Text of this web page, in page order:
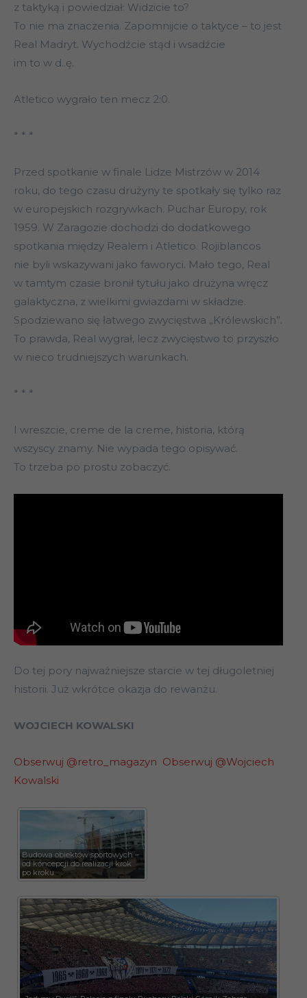
z taktyką i powiedział: Widzicie to?
To nie ma znaczenia. Zapomnijcie o taktyce – to jest
Real Madryt. Wychodźcie stąd i wsadźcie
im to w d..ę.
Atletico wygrało ten mecz 2:0.
* * *
Przed spotkanie w finale Lidze Mistrzów w 2014
roku, do tego czasu drużyny te spotkały się tylko raz
w europejskich rozgrywkach. Puchar Europy, rok
1959. W Zaragozie dochodzi do dodatkowego
spotkania między Realem i Atletico. Rojiblancos
nie byli wskazywani jako faworyci. Mało tego, Real
w tamtym czasie bronił tytułu jako drużyna wręcz
galaktyczna, z wielkimi gwiazdami w składzie.
Spodziewano się łatwego zwycięstwa „Królewskich”.
To prawda, Real wygrał, lecz zwycięstwo to przyszło
w nieco trudniejszych warunkach.
* * *
I wreszcie, creme de la creme, historia, którą
wszyscy znamy. Nie wypada tego opisywać.
To trzeba po prostu zobaczyć.
Do tej pory najważniejsze starcie w tej długoletniej
historii. Już wkrótce okazja do rewanżu.
WOJCIECH KOWALSKI
Obserwuj @retro_magazyn Obserwuj @Wojciech
Kowalski
Budowa obiektów sportowych –
od koncepcji do realizacji krok
po kroku